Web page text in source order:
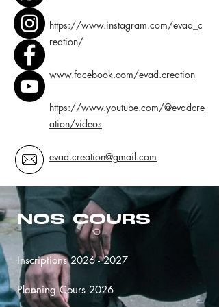
https://www.instagram.com/evad_c
reation/
www.facebook.com/evad.creation
https://www.youtube.com/@evadcre
ation/videos
evad.creation@gmail.com
NOS COURS
Inscriptions 2026 - 2027
Planning Cours 2026